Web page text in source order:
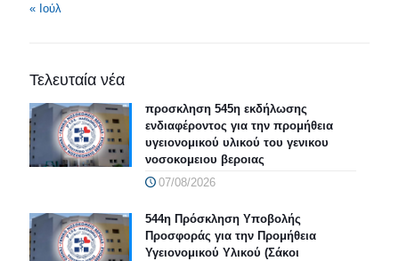
« Ιούλ
Τελευταία νέα
προσκληση 545η εκδήλωσης
ενδιαφέροντος για την προμήθεια
υγειονομικού υλικού του γενικου
νοσοκομειου βεροιας
07/08/2026
544η Πρόσκληση Υποβολής
Προσφοράς για την Προμήθεια
Υγειονομικού Υλικού (Σάκοι